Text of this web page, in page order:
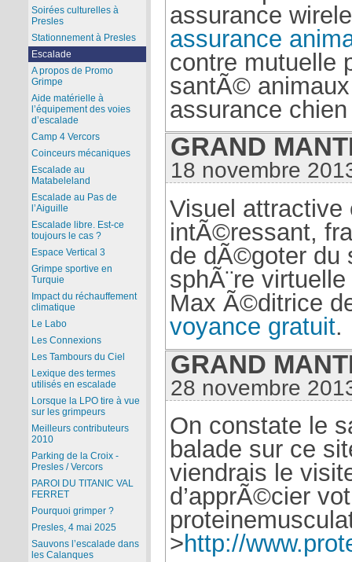
assurance
assurance
contre mutuelle
santÃ©
assurance
GRAND
18 novembre
Visuel attractive
intÃ©ressant,
de dÃ©goter du
sphÃ¨re virtuelle
Max Ã©ditrice
voyance gratuit.
GRAND
28 novembre
On constate le
balade sur ce
viendrais le
d’apprÃ©cier
>http://
Soirées culturelles à
Presles
Stationnement à Presles
Escalade
A propos de Promo
Grimpe
Aide matérielle à
l’équipement des voies
d’escalade
Camp 4 Vercors
Coinceurs mécaniques
Escalade au
Matabeleland
Escalade au Pas de
l’Aiguille
Escalade libre. Est-ce
toujours le cas ?
Espace Vertical 3
Grimpe sportive en
Turquie
Impact du réchauffement
climatique
Le Labo
Les Connexions
Les Tambours du Ciel
Lexique des termes
utilisés en escalade
Lorsque la LPO tire à vue
sur les grimpeurs
Meilleurs contributeurs
2010
Parking de la Croix -
Presles / Vercors
PAROI DU TITANIC VAL
FERRET
Pourquoi grimper ?
Presles, 4 mai 2025
Sauvons l’escalade dans
les Calanques